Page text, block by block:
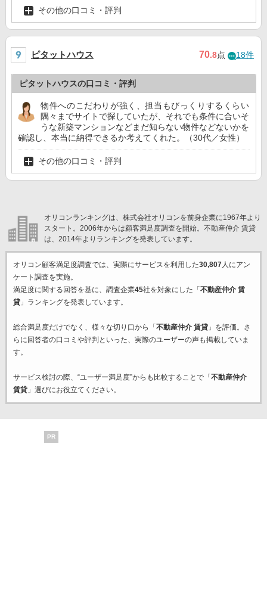
その他の口コミ・評判
ピタットハウス 70.8点 18件
ピタットハウスの口コミ・評判
物件へのこだわりが強く、担当もびっくりするくらい
隅々までサイトで探していたが、それでも条件に合いそ
うな新築マンションなどまだ知らない物件などないかを
確認し、本当に納得できるか考えてくれた。（30代／女性）
その他の口コミ・評判
オリコンランキングは、株式会社オリコンを前身企業に1967年より
スタート。2006年からは顧客満足度調査を開始。不動産仲介 賃貸
は、2014年よりランキングを発表しています。
オリコン顧客満足度調査では、実際にサービスを利用した30,807人にアン
ケート調査を実施。
満足度に関する回答を基に、調査企業45社を対象にした「 不動産仲介 賃
貸」ランキングを発表しています。
総合満足度だけでなく、様々な切り口から「 不動産仲介 賃貸」を評価。さ
らに回答者の口コミや評判といった、実際のユーザーの声も掲載していま
す。
サービス検討の際、“ユーザー満足度”からも比較することで「 不動産仲介
賃貸」選びにお役立てください。
PR